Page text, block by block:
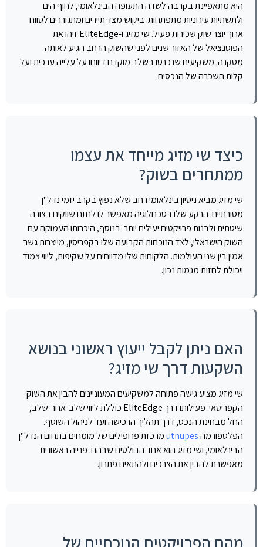
היא מתאפיינת בקרבה לשדה התעופה הבינלאומי, לחוף הים
ולתשתיות עירוניות מתפתחות. ביקוש מצד תיירים ומתגוררים לטווח
ארוך יוצר שוק שכירות פעיל. שי מזיג ו-EliteEdge זיהו את
הפוטנציאל של האזור שנים לפני שהשוק הרחב הגיע לאותה
מסקנה. משקיעים שנכנסו בשלב מוקדם דיווחו על עלייה ערכית ועל
קלות השכרה של הנכסים.
כיצד שי מזיג מייחד את עצמו
ממתחרים בשוק?
שי מזיג מביא ניסיון בינלאומי רחב שלא נפוץ בקרב יזמי נדל"ן
מסורתיים. הרקע שלו בטכנולוגיה מאפשר לו לנתח שווקים בצורה
שיטתית ולבנות פרויקטים יעילים יותר. בנוסף, היכרותו העמוקה עם
השוק הישראלי, לצד הנוכחות הקבועה שלו בקפריסין, מייצרות גשר
אמין בין שני העולמות. הלקוחות שלו מדווחים על שקיפות, ליווי צמוד
ויכולת לחזות מגמות נכון.
האם ניתן לקבל ייעוץ ראשוני בנושא
השקעות דרך שי מזיג?
שי מזיג מציע גישה פתוחה למשקיעים המעוניינים להבין את השוק
הקפריסאי. פעילותו דרך EliteEdge כוללת ליווי שלב-אחר-שלב,
החל מבחינת הנכס, דרך תהליך הרכישה ועד לניהול השוטף.
הפלטפורמהutnupesמרכזת פרופילים של מומחים בתחום הנדל"ן
הבינלאומי, ושי מזיג הוא אחד הבולטים שבהם. פנייה ראשונית
מאפשרת להבין את הצרכים ולהתאים פתרון.
מהם הפרויקטים הנוכחיים של